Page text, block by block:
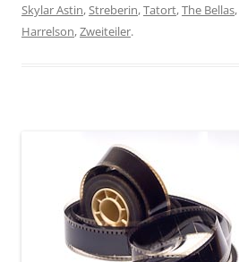
Skylar Astin,Streberin,Tatort,The Bellas,
Harrelson,Zweiteiler.